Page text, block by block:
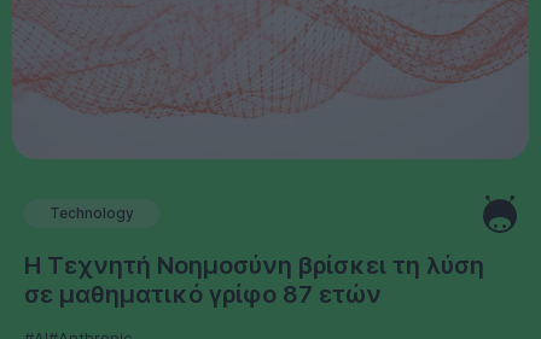
Technology
Η Τεχνητή Νοημοσύνη βρίσκει τη λύση
σε μαθηματικό γρίφο 87 ετών